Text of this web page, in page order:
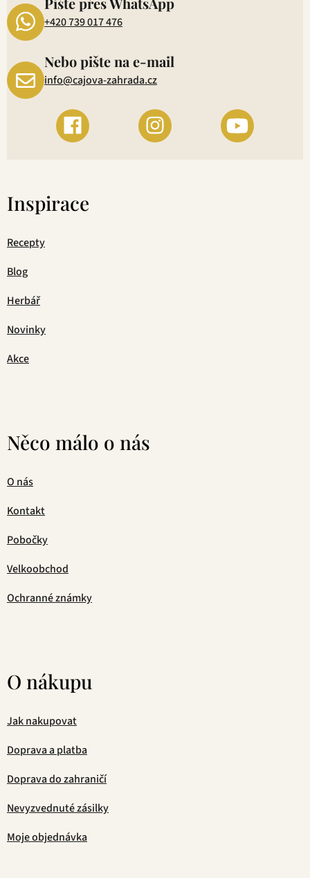
+420 739 017 476
Nebo pište na e-mail
info@cajova-zahrada.cz
Inspirace
Recepty
Blog
Herbář
Novinky
Akce
Něco málo o nás
O nás
Kontakt
Pobočky
Velkoobchod
Ochranné známky
O nákupu
Jak nakupovat
Doprava a platba
Doprava do zahraničí
Nevyzvednuté zásilky
Moje objednávka